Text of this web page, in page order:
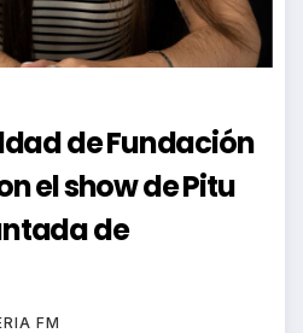
de Fundación
el show de Pitu
de
FM